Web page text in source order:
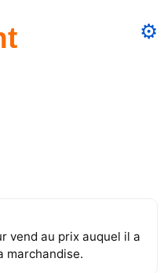
⚙️
vend au prix auquel il a
marchandise.